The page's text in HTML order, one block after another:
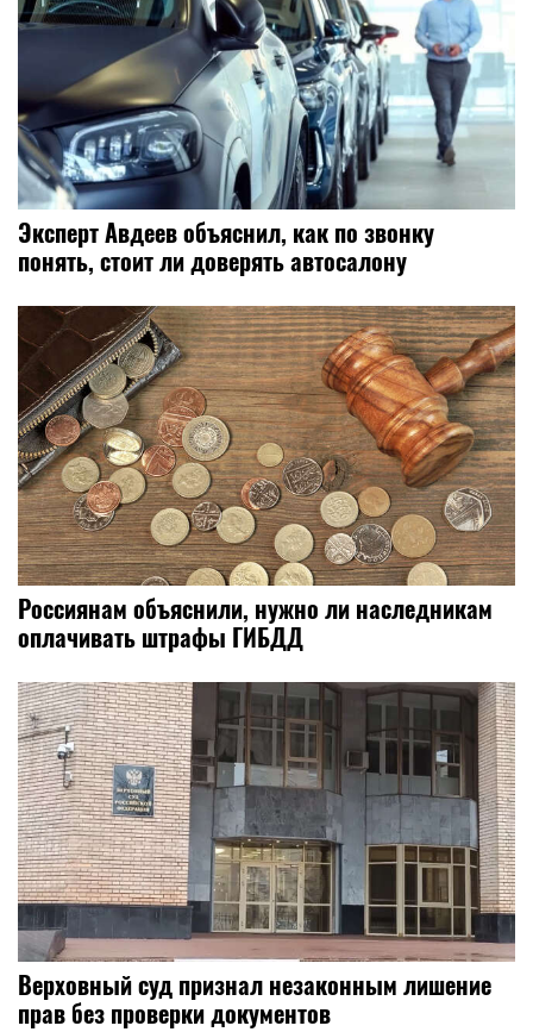
Эксперт Авдеев объяснил, как по звонку
понять, стоит ли доверять автосалону
Россиянам объяснили, нужно ли наследникам
оплачивать штрафы ГИБДД
Верховный суд признал незаконным лишение
прав без проверки документов